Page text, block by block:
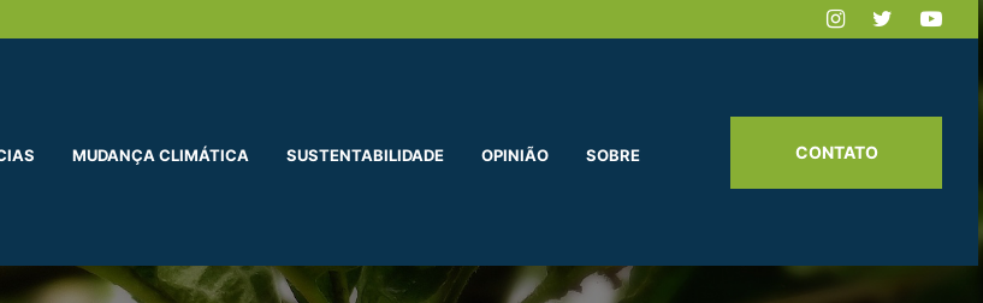
MUDANÇA CLIMÁTICA SUSTENTABILIDADE OPINIÃO SOBRE CONTATO